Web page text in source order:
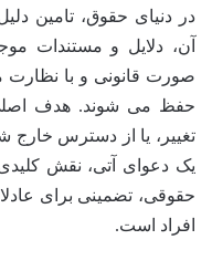
در دنیای حقوق، تامین
آن، دلایل و مستندات
صورت قانونی و با نظارت
حفظ می شوند. هدف اصلی
تغییر، یا از دسترس
یک دعوای آتی، نقش کلیدی
حقوقی، تضمینی برای
افراد است.